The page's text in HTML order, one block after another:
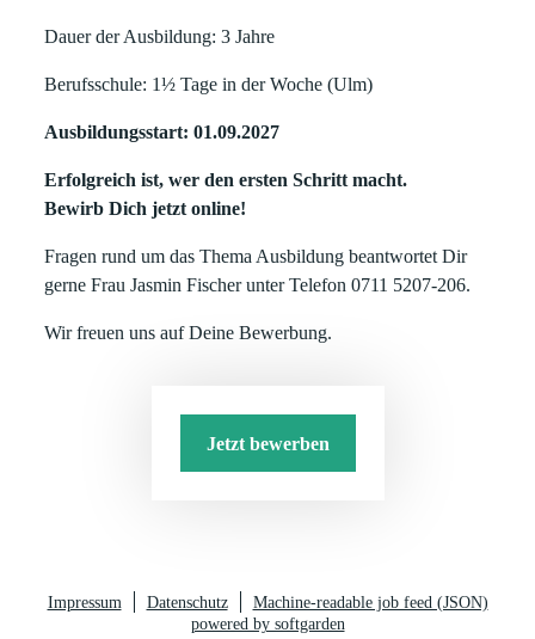
Dauer der Ausbildung: 3 Jahre
Berufsschule: 1½ Tage in der Woche (Ulm)
Ausbildungsstart: 01.09.2027
Erfolgreich ist, wer den ersten Schritt macht.
Bewirb Dich jetzt online!
Fragen rund um das Thema Ausbildung beantwortet Dir
gerne Frau Jasmin Fischer unter Telefon 0711 5207-206.
Wir freuen uns auf Deine Bewerbung.
Jetzt bewerben
Impressum Datenschutz
Machine-readable job feed (JSON)
powered by softgarden